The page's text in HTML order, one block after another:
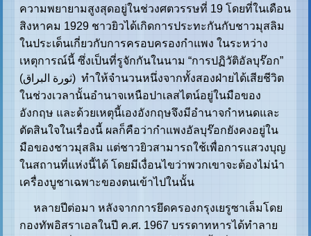
ความพยายามสูงสุดอยู่ในช่วงศตวรรษที่ 19 โดยที่ในเดือน
สิงหาคม 1929 ชาวยิวได้เกิดการประทะกันกับชาวมุสลิม
ในประเด็นเกี่ยวกับการครอบครองกำแพง ในระหว่าง
เหตุการณ์นี้ ซึ่งเป็นที่รูจักกันในนาม “การปฏิวัติอัลบุร๊อก”
(ثورة البراق) ทำให้จำนวนหนึ่งจากทั้งสองฝ่ายได้เสียชีวิต
ในช่วงเวลานั้นอำนาจเหนือปาเลสไตน์อยู่ในมือของ
อังกฤษ และด้วยเหตุนี้เองอังกฤษจึงมีอำนาจกำหนดและ
ตัดสินใจในเรื่องนี้ ผลก็คือว่ากำแพงอัลบุร๊อกยังคงอยู่ใน
มือของชาวมุสลิม แต่ชาวยิวสามารถใช้เพื่อการแสวงบุญ
ในสถานที่แห่งนี้ได้ โดยมีเงื่อนไขว่าพวกเขาจะต้องไม่นำ
เครื่องบูชาเฉพาะของตนเข้าไปในนั้น
หลายปีต่อมา หลังจากการยึดครองกรุงเยรูซาเล็มโดย
กองทัพอิสราเอลในปี ค.ศ. 1967 บรรดาทหารได้ทำลาย